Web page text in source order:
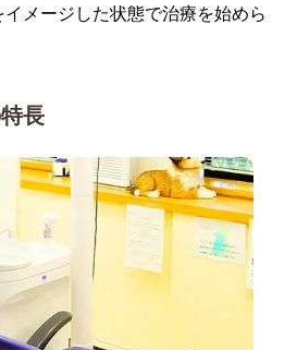
メージした状態で治療を始めら
長